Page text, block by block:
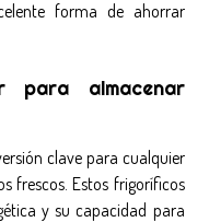
forma de ahorrar
para almacenar
clave para cualquier
frescos. Estos frigoríficos
y su capacidad para